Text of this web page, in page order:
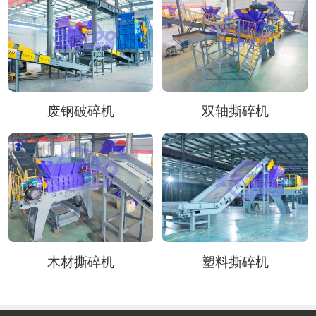
废钢破碎机 双轴撕碎机
木材撕碎机 塑料撕碎机